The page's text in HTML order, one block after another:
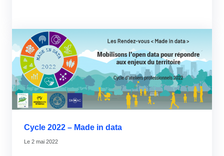
Cycle 2022 – Made in data
2 mai 2022